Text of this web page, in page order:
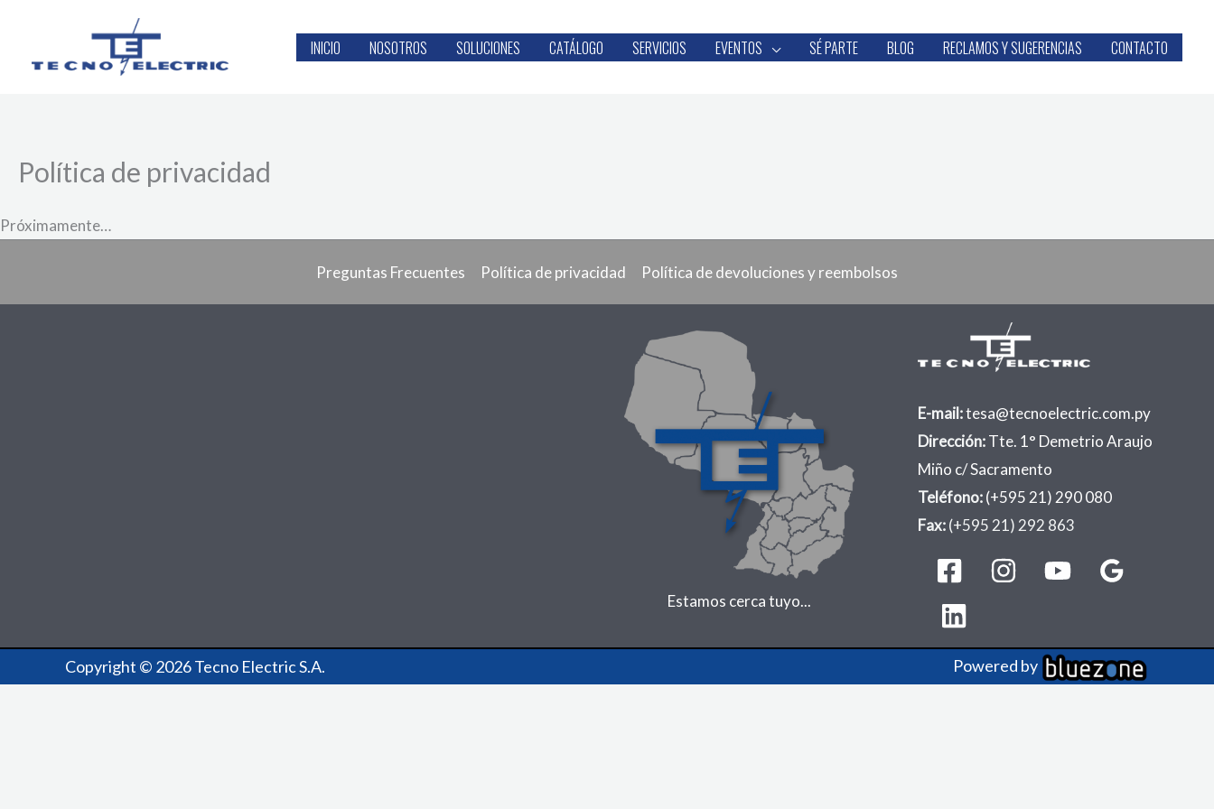
contenido
INICIO NOSOTROS SOLUCIONES CATÁLOGO SERVICIOS EVENTOS SÉ PARTE BLOG RECLAMOS Y SUGERENCIAS CONTACTO
Política de privacidad
Próximamente…
Preguntas Frecuentes Política de privacidad Política de devoluciones y reembolsos
Estamos cerca tuyo...
E-mail:tesa@tecnoelectric.com.py
Dirección: Tte. 1° Demetrio Araujo
Miño c/ Sacramento
Teléfono: (+595 21) 290 080
Fax:(+595 21) 292 863
Copyright © 2026 Tecno Electric S.A. Powered by